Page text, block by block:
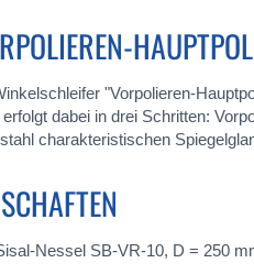
"Vorpolieren-
dabei in drei Schritten:
charakteristischen
Nessel SB-VR-10, D = 250